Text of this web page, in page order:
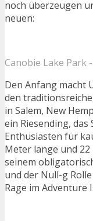
noch überzeugen
neuen:
Canobie Lake Park
Den Anfang macht
den
in Salem, New
ein Riesending,
Enthusiasten für
Meter lange und
seinem
und der Null-g
Rage im Adventure